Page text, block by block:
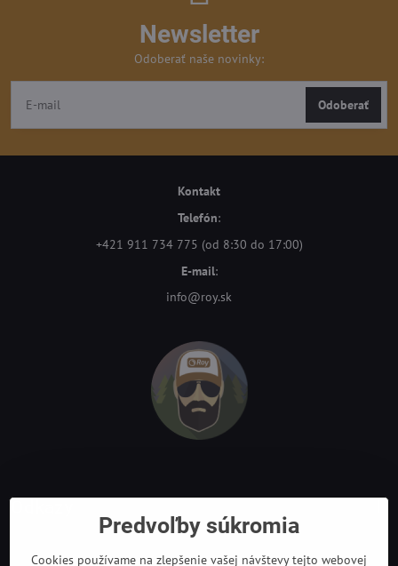
Newsletter
Odoberať naše novinky:
Odoberať
Kontakt
Telefón:
+421 911 734 775 (od 8:30 do 17:00)
E-mail:
info@roy.sk
Predvoľby súkromia
Cookies používame na zlepšenie vašej návštevy tejto webovej